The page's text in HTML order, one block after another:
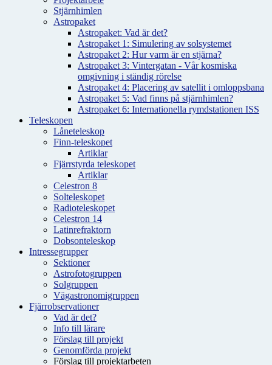
Stjärnhimlen
Astropaket
Astropaket: Vad är det?
Astropaket 1: Simulering av solsystemet
Astropaket 2: Hur varm är en stjärna?
Astropaket 3: Vintergatan - Vår kosmiska
omgivning i ständig rörelse
Astropaket 4: Placering av satellit i omloppsbana
Astropaket 5: Vad finns på stjärnhimlen?
Astropaket 6: Internationella rymdstationen ISS
Teleskopen
Låneteleskop
Finn-teleskopet
Artiklar
Fjärrstyrda teleskopet
Artiklar
Celestron 8
Solteleskopet
Radioteleskopet
Celestron 14
Latinrefraktorn
Dobsonteleskop
Intressegrupper
Sektioner
Astrofotogruppen
Solgruppen
Vägastronomigruppen
Fjärrobservationer
Vad är det?
Info till lärare
Förslag till projekt
Genomförda projekt
Förslag till projektarbeten